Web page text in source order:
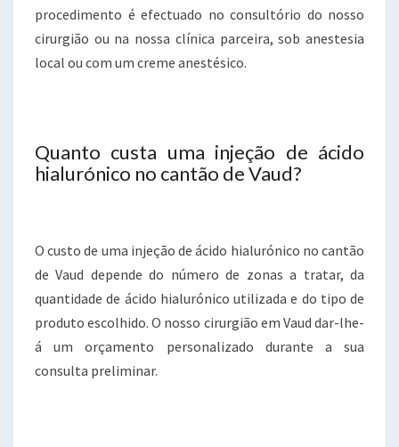
procedimento é efectuado no consultório do nosso
cirurgião ou na nossa clínica parceira, sob anestesia
local ou com um creme anestésico.
Quanto custa uma injeção de ácido
hialurónico no cantão de Vaud?
O custo de uma injeção de ácido hialurónico no cantão
de Vaud depende do número de zonas a tratar, da
quantidade de ácido hialurónico utilizada e do tipo de
produto escolhido. O nosso cirurgião em Vaud dar-lhe-
á um orçamento personalizado durante a sua
consulta preliminar.